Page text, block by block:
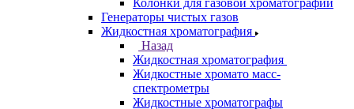
Анализаторы
Анализаторы органических веществ
Анализаторы покрытий
Анализаторы размера частиц
Анализаторы ртути
Элементные анализаторы
Газовая хроматография
Назад